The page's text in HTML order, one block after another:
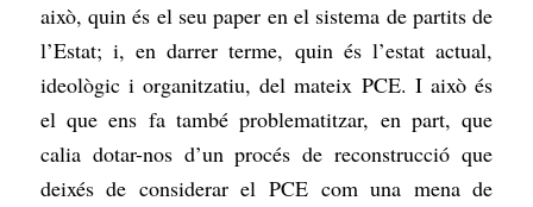
això, quin és el seu paper en el sistema de partits de
l’Estat; i, en darrer terme, quin és l’estat actual,
ideològic i organitzatiu, del mateix PCE. I això és
el que ens fa també problematitzar, en part, que
calia dotar-nos d’un procés de reconstrucció que
deixés de considerar el PCE com una mena de